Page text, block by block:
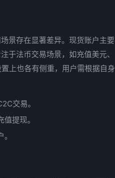
景存在显著差异。现货账户主要
于法币交易场景，如充值美元、
上也各有侧重，用户需根据自身
交易。
提现。